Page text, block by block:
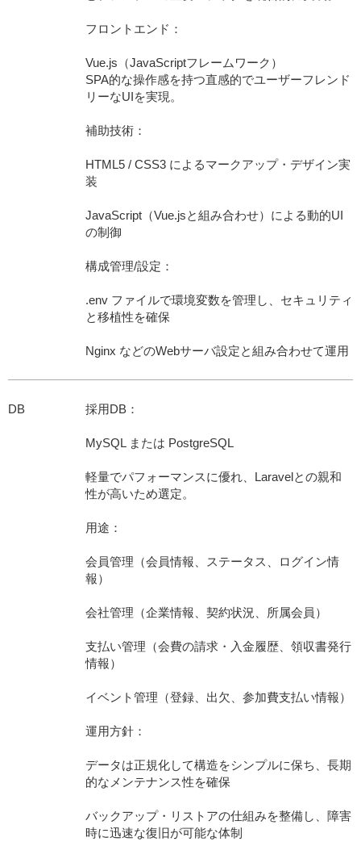
フロントエンド：
Vue.js（JavaScriptフレームワーク）
SPA的な操作感を持つ直感的でユーザーフレンド
リーなUIを実現。
補助技術：
HTML5 / CSS3 によるマークアップ・デザイン実
装
JavaScript（Vue.jsと組み合わせ）による動的UI
の制御
構成管理/設定：
.env ファイルで環境変数を管理し、セキュリティ
と移植性を確保
Nginx などのWebサーバ設定と組み合わせて運用
DB 採用DB：
MySQL または PostgreSQL
軽量でパフォーマンスに優れ、Laravelとの親和
性が高いため選定。
用途：
会員管理（会員情報、ステータス、ログイン情
報）
会社管理（企業情報、契約状況、所属会員）
支払い管理（会費の請求・入金履歴、領収書発行
情報）
イベント管理（登録、出欠、参加費支払い情報）
運用方針：
データは正規化して構造をシンプルに保ち、長期
的なメンテナンス性を確保
バックアップ・リストアの仕組みを整備し、障害
時に迅速な復旧が可能な体制